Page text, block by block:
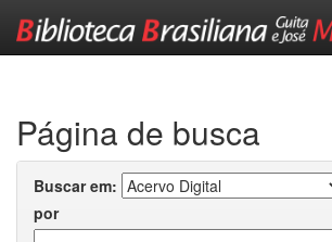
Página de busca
Buscar em:
por